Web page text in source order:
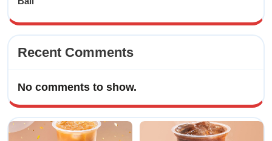
Recent Comments
No comments to show.